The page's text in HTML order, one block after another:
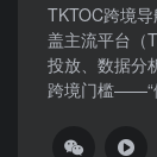
TKTOC跨境
盖主流平台（
投放、数据分
跨境门槛——“